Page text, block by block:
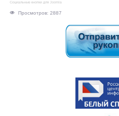
Социальные кнопки для Joomla
Просмотров: 2887